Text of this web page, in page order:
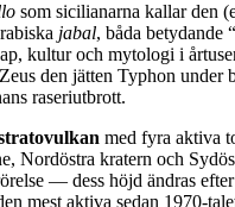
som sicilianarna kallar den
jabal, båda betydande
kultur och mytologi i
den jätten Typhon under
raseriutbrott.
med fyra aktiva
Nordöstra kratern och
— dess höjd ändras
mest aktiva sedan 1970-